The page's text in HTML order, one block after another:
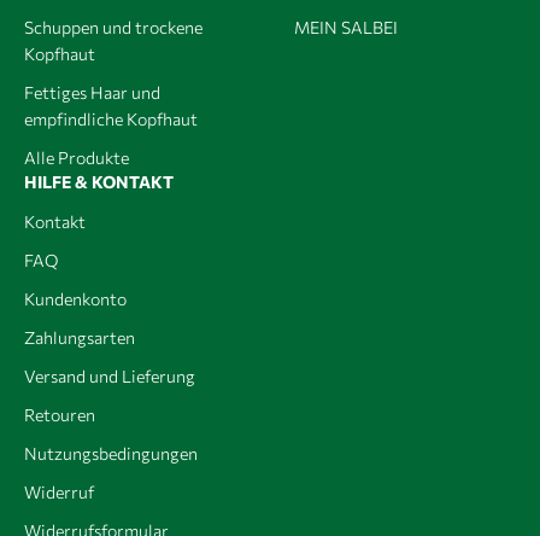
Schuppen und trockene
Kopfhaut
Fettiges Haar und
empfindliche Kopfhaut
Alle Produkte
MEIN SALBEI
HILFE & KONTAKT
Kontakt
FAQ
Kundenkonto
Zahlungsarten
Versand und Lieferung
Retouren
Nutzungsbedingungen
Widerruf
Widerrufsformular